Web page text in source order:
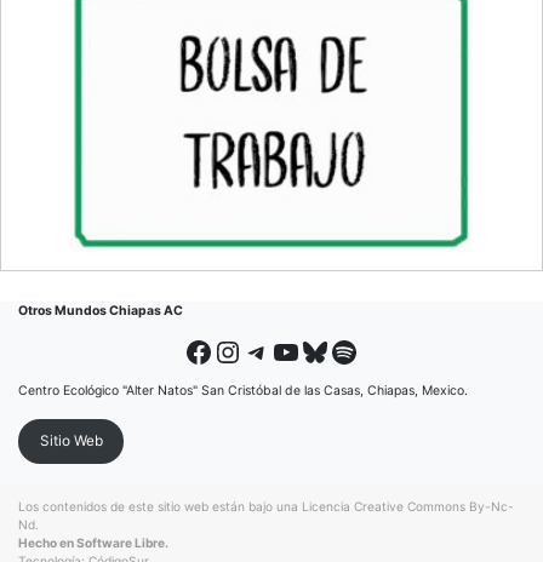
Otros Mundos Chiapas AC
Facebook Instagram Telegram YouTube Bluesky Spotify
Centro Ecológico "Alter Natos" San Cristóbal de las Casas, Chiapas, Mexico.
Sitio Web
Los contenidos de este sitio web están bajo una Licencia Creative Commons By-Nc-
Nd
Hecho en Software Libre.